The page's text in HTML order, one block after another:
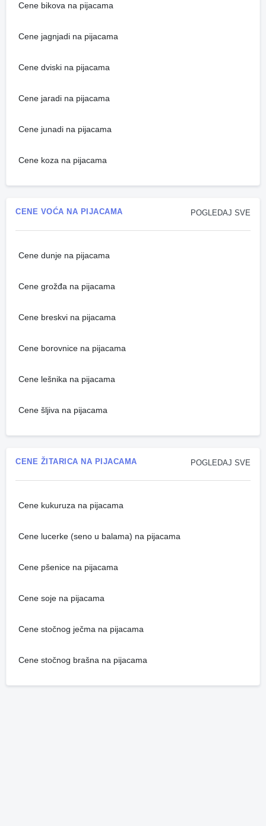
Cene bikova na pijacama
Cene jagnjadi na pijacama
Cene dviski na pijacama
Cene jaradi na pijacama
Cene junadi na pijacama
Cene koza na pijacama
POGLEDAJ SVE
CENE VOĆA NA PIJACAMA
Cene dunje na pijacama
Cene grožđa na pijacama
Cene breskvi na pijacama
Cene borovnice na pijacama
Cene lešnika na pijacama
Cene šljiva na pijacama
POGLEDAJ SVE
CENE ŽITARICA NA PIJACAMA
Cene kukuruza na pijacama
Cene lucerke (seno u balama) na pijacama
Cene pšenice na pijacama
Cene soje na pijacama
Cene stočnog ječma na pijacama
Cene stočnog brašna na pijacama